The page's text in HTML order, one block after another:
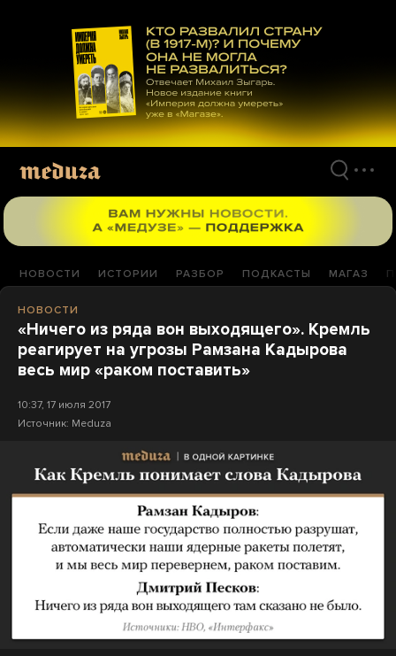
материалам
НОВОСТИ ИСТОРИИ РАЗБОР ПОДКАСТЫ МАГАЗ
НОВОСТИ
«Ничего из ряда вон выходящего». Кремль
реагирует на угрозы Рамзана Кадырова
весь мир «раком поставить»
10:37, 17 июля 2017
Источник: Meduza